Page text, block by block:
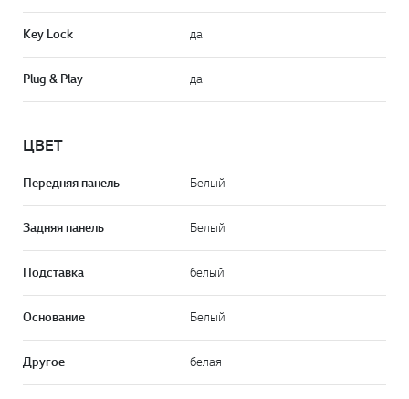
Key Lock да
Plug & Play да
ЦВЕТ
Передняя панель Белый
Задняя панель Белый
Подставка белый
Основание Белый
Другое белая